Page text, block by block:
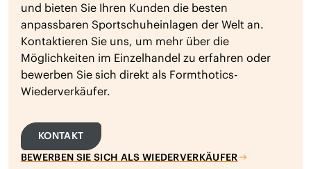
und bieten Sie Ihren Kunden die besten
anpassbaren Sportschuheinlagen der Welt an.
Kontaktieren Sie uns, um mehr über die
Möglichkeiten im Einzelhandel zu erfahren oder
bewerben Sie sich direkt als Formthotics-
Wiederverkäufer.
KONTAKT
BEWERBEN SIE SICH ALS WIEDERVERKÄUFER